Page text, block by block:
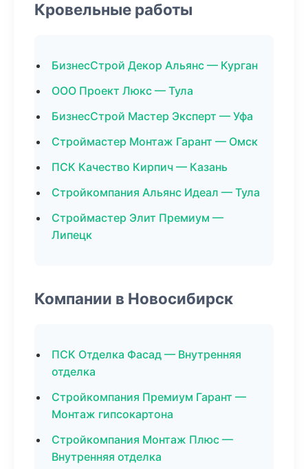
Кровельные работы
БизнесСтрой Декор Альянс — Курган
ООО Проект Люкс — Тула
БизнесСтрой Мастер Эксперт — Уфа
Строймастер Монтаж Гарант — Омск
ПСК Качество Кирпич — Казань
Стройкомпания Альянс Идеал — Тула
Строймастер Элит Премиум —
Липецк
Компании в Новосибирск
ПСК Отделка Фасад — Внутренняя
отделка
Стройкомпания Премиум Гарант —
Монтаж гипсокартона
Стройкомпания Монтаж Плюс —
Внутренняя отделка